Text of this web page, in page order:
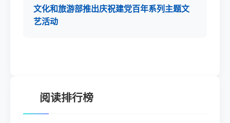
文化和旅游部推出庆祝建党百年系列主题文
艺活动
阅读排行榜